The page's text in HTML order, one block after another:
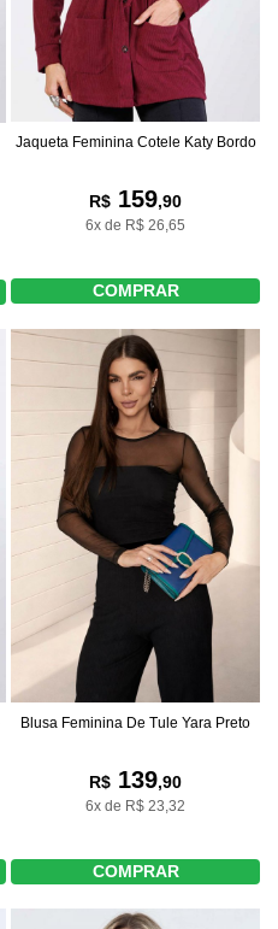
Jaqueta Feminina Cotele Katy Bordo
R$ 159,90
6x de R$ 26,65
COMPRAR
Blusa Feminina De Tule Yara Preto
R$ 139,90
6x de R$ 23,32
COMPRAR